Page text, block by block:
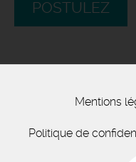
POSTULEZ
Mentions
Politique de